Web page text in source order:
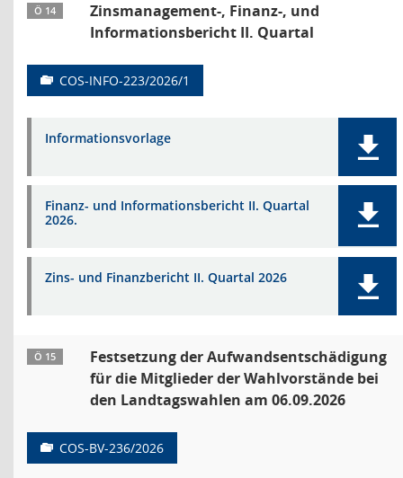
Ö 14
Zinsmanagement-, Finanz-, und
Informationsbericht II. Quartal
COS-INFO-223/2026/1
Informationsvorlage
Finanz- und Informationsbericht II. Quartal
2026.
Zins- und Finanzbericht II. Quartal 2026
Ö 15
Festsetzung der Aufwandsentschädigung
für die Mitglieder der Wahlvorstände bei
den Landtagswahlen am 06.09.2026
COS-BV-236/2026